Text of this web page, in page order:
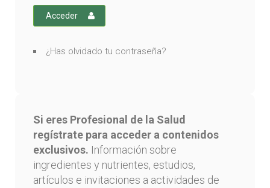
Acceder
¿Has olvidado tu contraseña?
Si eres Profesional de la Salud
regístrate para acceder a contenidos
exclusivos. Información sobre
ingredientes y nutrientes, estudios,
artículos e invitaciones a actividades de